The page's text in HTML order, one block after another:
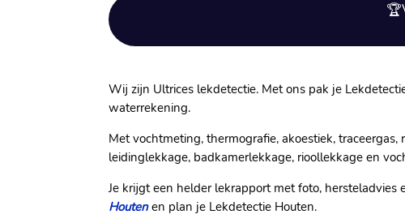
Wij zijn Ultrices lekdetectie. Met ons pak je
waterrekening.
Met vochtmeting, thermografie, akoestiek,
leidinglekkage, badkamerlekkage, rioollekkage en
Je krijgt een helder lekrapport met foto, hersteladvies
Houtenen plan je Lekdetectie Houten.